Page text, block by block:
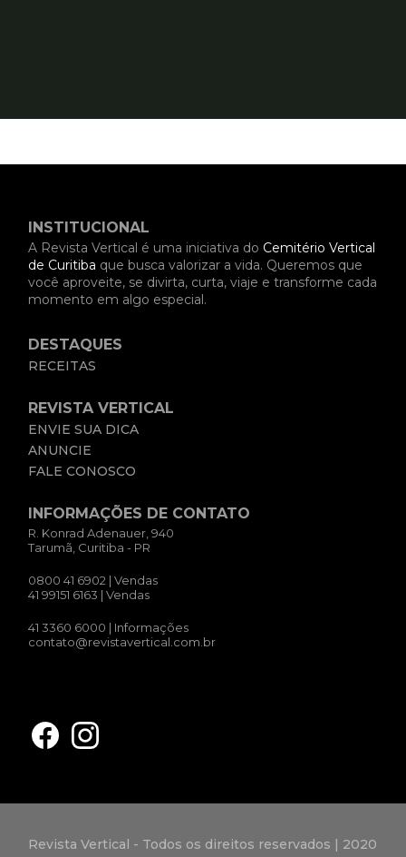
INSTITUCIONAL
A Revista Vertical é uma iniciativa do Cemitério Vertical
de Curitiba que busca valorizar a vida. Queremos que
você aproveite, se divirta, curta, viaje e transforme cada
momento em algo especial.
DESTAQUES
RECEITAS
REVISTA VERTICAL
ENVIE SUA DICA
ANUNCIE
FALE CONOSCO
INFORMAÇÕES DE CONTATO
R. Konrad Adenauer, 940
Tarumã, Curitiba - PR
0800 41 6902 | Vendas
41 99151 6163 | Vendas
41 3360 6000 | Informações
contato@revistavertical.com.br
Revista Vertical - Todos os direitos reservados | 2020